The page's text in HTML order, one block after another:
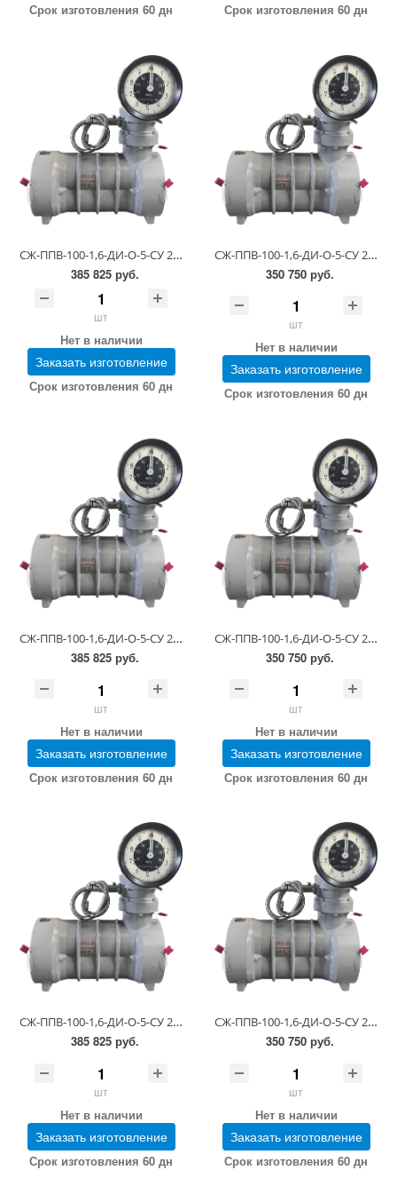
Срок изготовления 60 дн Срок изготовления 60 дн
СЖ-ППВ-100-1,6-ДИ-О-5-СУ 23-81-5-0.00.00-14 (0,55-1,1 сСт; ПГ 0,25)
385 825 руб.
шт
Нет в наличии
Заказать изготовление
Срок изготовления 60 дн
СЖ-ППВ-100-1,6-ДИ-О-5-СУ 23-81-5-0.00.00-14 (0,55-1,1 сСт; ПГ 0,5)
350 750 руб.
шт
Нет в наличии
Заказать изготовление
Срок изготовления 60 дн
СЖ-ППВ-100-1,6-ДИ-О-5-СУ 23-81-5-0.00.00-14 (1,1-6,0 сСт; ПГ 0,25)
385 825 руб.
шт
Нет в наличии
Заказать изготовление
Срок изготовления 60 дн
СЖ-ППВ-100-1,6-ДИ-О-5-СУ 23-81-5-0.00.00-14 (1,1-6,0 сСт; ПГ 0,5)
350 750 руб.
шт
Нет в наличии
Заказать изготовление
Срок изготовления 60 дн
СЖ-ППВ-100-1,6-ДИ-О-5-СУ 23-81-5-0.00.00-14 (6,0-60 сСт; ПГ 0,25)
385 825 руб.
шт
Нет в наличии
Заказать изготовление
Срок изготовления 60 дн
СЖ-ППВ-100-1,6-ДИ-О-5-СУ 23-81-5-0.00.00-14 (6,0-60 сСт; ПГ 0,5)
350 750 руб.
шт
Нет в наличии
Заказать изготовление
Срок изготовления 60 дн